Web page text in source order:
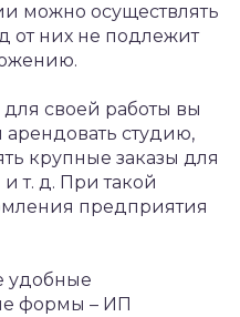
можно осуществлять
от них не подлежит
своей работы вы
студию,
крупные заказы для
т. д. При такой
предприятия
удобные
формы – ИП